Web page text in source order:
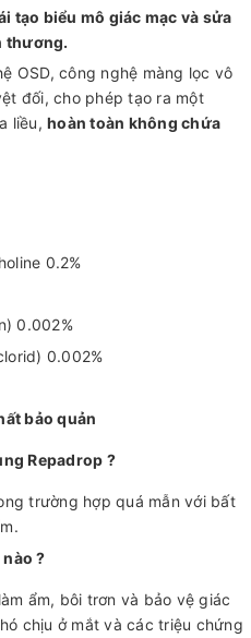
tạo biểu mô giác mạc và sửa
thương.
OSD, công nghệ màng lọc vô
đối, cho phép tạo ra một
liều, hoàn toàn không chứa
0.2%
0.002%
0.002%
bảo quản
Repadrop ?
trường hợp quá mẫn với bất
?
ẩm, bôi trơn và bảo vệ giác
chịu ở mắt và các triệu chứng